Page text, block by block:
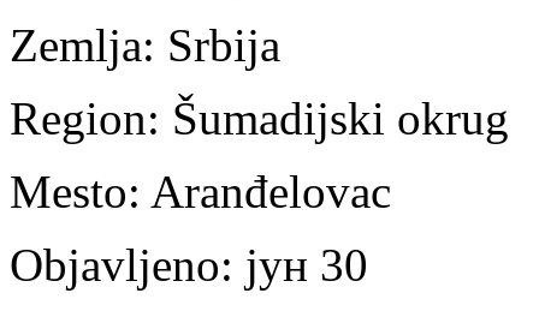
Zemlja: Srbija
Region: Šumadijski okrug
Mesto: Aranđelovac
Objavljeno: јун 30